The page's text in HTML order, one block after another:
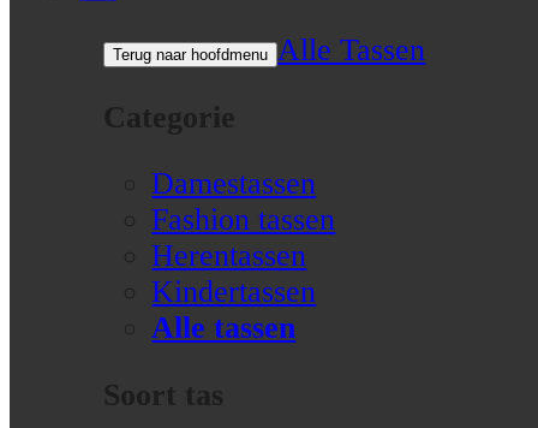
Terug naar hoofdmenu Alle Tassen
Categorie
Damestassen
Fashion tassen
Herentassen
Kindertassen
Alle tassen
Soort tas